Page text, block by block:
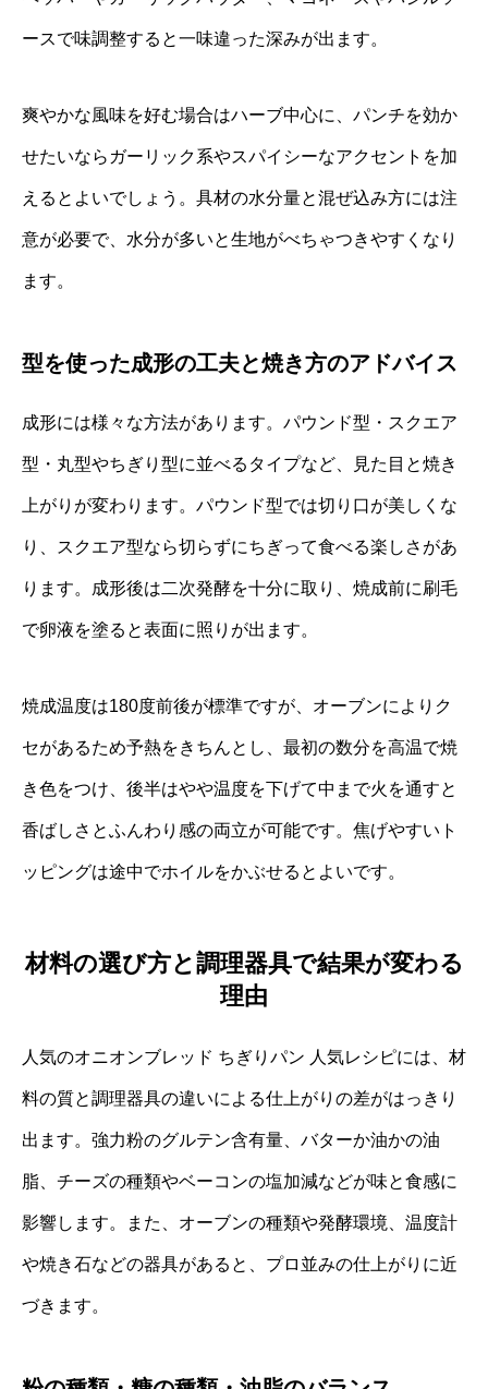
ースで味調整すると一味違った深みが出ます。
爽やかな風味を好む場合はハーブ中心に、パンチを効か
せたいならガーリック系やスパイシーなアクセントを加
えるとよいでしょう。具材の水分量と混ぜ込み方には注
意が必要で、水分が多いと生地がべちゃつきやすくなり
ます。
型を使った成形の工夫と焼き方のアドバイス
成形には様々な方法があります。パウンド型・スクエア
型・丸型やちぎり型に並べるタイプなど、見た目と焼き
上がりが変わります。パウンド型では切り口が美しくな
り、スクエア型なら切らずにちぎって食べる楽しさがあ
ります。成形後は二次発酵を十分に取り、焼成前に刷毛
で卵液を塗ると表面に照りが出ます。
焼成温度は180度前後が標準ですが、オーブンによりク
セがあるため予熱をきちんとし、最初の数分を高温で焼
き色をつけ、後半はやや温度を下げて中まで火を通すと
香ばしさとふんわり感の両立が可能です。焦げやすいト
ッピングは途中でホイルをかぶせるとよいです。
材料の選び方と調理器具で結果が変わる
理由
人気のオニオンブレッド ちぎりパン 人気レシピには、材
料の質と調理器具の違いによる仕上がりの差がはっきり
出ます。強力粉のグルテン含有量、バターか油かの油
脂、チーズの種類やベーコンの塩加減などが味と食感に
影響します。また、オーブンの種類や発酵環境、温度計
や焼き石などの器具があると、プロ並みの仕上がりに近
づきます。